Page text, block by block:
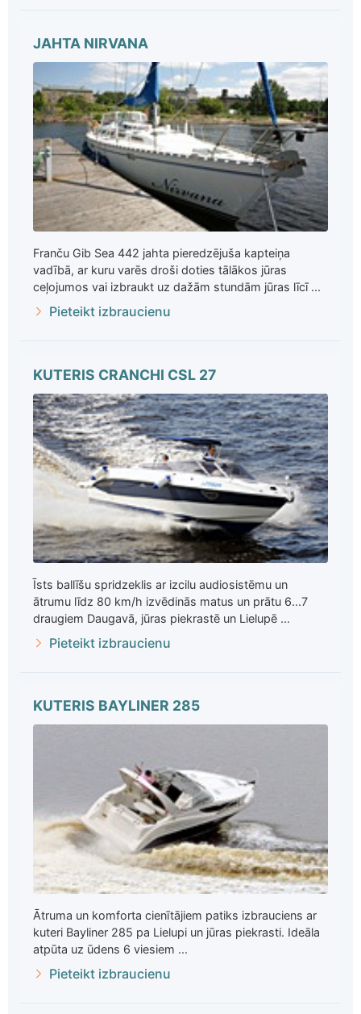
JAHTA NIRVANA
Franču Gib Sea 442 jahta pieredzējuša kapteiņa
vadībā, ar kuru varēs droši doties tālākos jūras
ceļojumos vai izbraukt uz dažām stundām jūras līcī ...
Pieteikt izbraucienu
KUTERIS CRANCHI CSL 27
Īsts ballīšu spridzeklis ar izcilu audiosistēmu un
ātrumu līdz 80 km/h izvēdinās matus un prātu 6...7
draugiem Daugavā, jūras piekrastē un Lielupē ...
Pieteikt izbraucienu
KUTERIS BAYLINER 285
Ātruma un komforta cienītājiem patiks izbrauciens ar
kuteri Bayliner 285 pa Lielupi un jūras piekrasti. Ideāla
atpūta uz ūdens 6 viesiem ...
Pieteikt izbraucienu